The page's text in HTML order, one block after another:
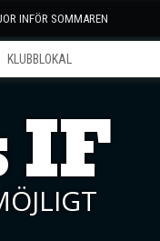
INFÖR SOMMAREN
KLUBBLOKAL
IF